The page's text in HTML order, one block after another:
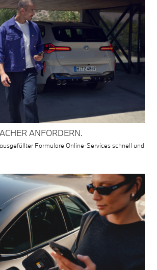
ANFORDERN.
Formulare Online-Services schnell und